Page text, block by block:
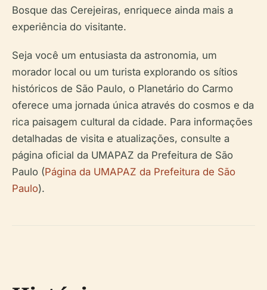
Bosque das Cerejeiras, enriquece ainda mais a
experiência do visitante.
Seja você um entusiasta da astronomia, um
morador local ou um turista explorando os sítios
históricos de São Paulo, o Planetário do Carmo
oferece uma jornada única através do cosmos e da
rica paisagem cultural da cidade. Para informações
detalhadas de visita e atualizações, consulte a
página oficial da UMAPAZ da Prefeitura de São
Paulo (Página da UMAPAZ da Prefeitura de São
Paulo).